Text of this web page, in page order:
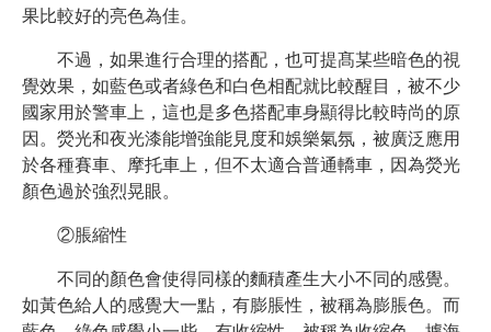
果比較好的亮色為佳。
不過，如果進行合理的搭配，也可提髙某些暗色的視
覺效果，如藍色或者綠色和白色相配就比較醒目，被不少
國家用於警車上，這也是多色搭配車身顯得比較時尚的原
因。熒光和夜光漆能增強能見度和娛樂氣氛，被廣泛應用
於各種賽車、摩托車上，但不太適合普通轎車，因為熒光
顏色過於強烈晃眼。
②脹縮性
不同的顏色會使得同樣的麵積產生大小不同的感覺。
如黃色給人的感覺大一點，有膨脹性，被稱為膨脹色。而